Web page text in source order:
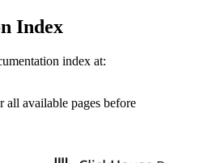
Index
index at:
all available pages before